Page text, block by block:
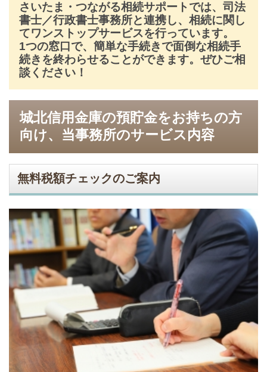
さいたま・つながる相続サポートでは、司法
書士／行政書士事務所と連携し、相続に関し
てワンストップサービスを行っています。
1つの窓口で、簡単な手続きで面倒な相続手
続きを終わらせることができます。ぜひご相
談ください！
城北信用金庫の預貯金をお持ちの方
向け、当事務所のサービス内容
無料税額チェックのご案内